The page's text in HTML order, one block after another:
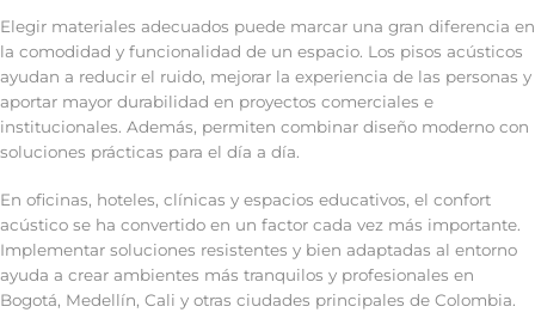
Elegir materiales adecuados puede marcar una gran diferencia en
la comodidad y funcionalidad de un espacio. Los pisos acústicos
ayudan a reducir el ruido, mejorar la experiencia de las personas y
aportar mayor durabilidad en proyectos comerciales e
institucionales. Además, permiten combinar diseño moderno con
soluciones prácticas para el día a día.
En oficinas, hoteles, clínicas y espacios educativos, el confort
acústico se ha convertido en un factor cada vez más importante.
Implementar soluciones resistentes y bien adaptadas al entorno
ayuda a crear ambientes más tranquilos y profesionales en
Bogotá, Medellín, Cali y otras ciudades principales de Colombia.